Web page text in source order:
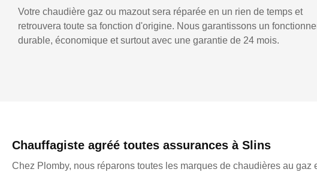
Votre chaudière gaz ou mazout sera réparée en un rien de temps et
retrouvera toute sa fonction d'origine. Nous garantissons un
durable, économique et surtout avec une garantie de 24 mois.
Chauffagiste agréé toutes assurances à Slins
Chez Plomby, nous réparons toutes les marques de chaudières au gaz